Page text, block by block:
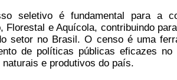
seletivo é fundamental para a
Florestal e Aquícola, contribuindo
setor no Brasil. O censo é uma
de políticas públicas eficazes
e produtivos do país.